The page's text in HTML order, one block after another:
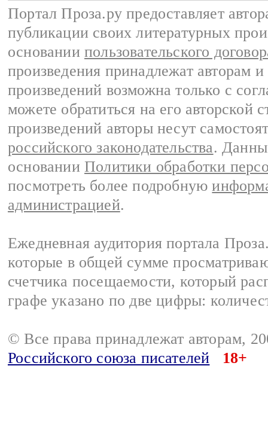
Портал Проза.ру предоставляет
публикации своих литературных
основании пользовательского
произведения принадлежат авторам
произведений возможна только с
можете обратиться на его авторской
произведений авторы несут
российского законодательства.
основании Политики обработки
посмотреть более подробную
администрацией.
Ежедневная аудитория портала
которые в общей сумме
счетчика посещаемости, который
графе указано по две цифры:
© Все права принадлежат авторам,
Российского союза писателей
18+